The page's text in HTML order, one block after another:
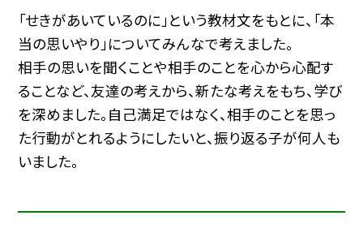
「せきがあいているのに」という教材文をもとに、「本
当の思いやり」についてみんなで考えました。
相手の思いを聞くことや相手のことを心から心配す
ることなど、友達の考えから、新たな考えをもち、学び
を深めました。自己満足ではなく、相手のことを思っ
た行動がとれるようにしたいと、振り返る子が何人も
いました。